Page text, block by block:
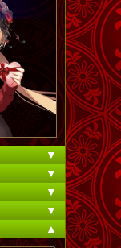
▼
▼
▼
▼
▲